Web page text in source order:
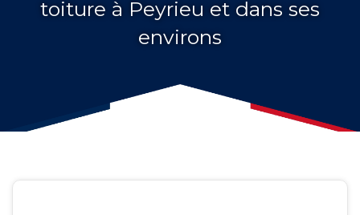
toiture à Peyrieu et dans ses
environs